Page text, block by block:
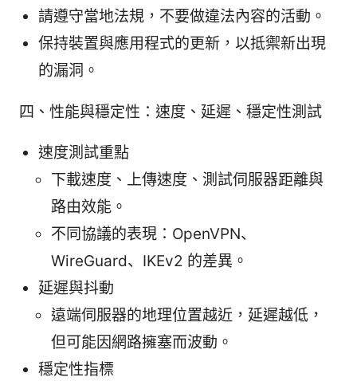
請遵守當地法規，不要做違法內容的活動。
保持裝置與應用程式的更新，以抵禦新出現
的漏洞。
四、性能與穩定性：速度、延遲、穩定性測試
速度測試重點
下載速度、上傳速度、測試伺服器距離與
路由效能。
不同協議的表現：OpenVPN、
WireGuard、IKEv2 的差異。
延遲與抖動
遠端伺服器的地理位置越近，延遲越低，
但可能因網路擁塞而波動。
穩定性指標